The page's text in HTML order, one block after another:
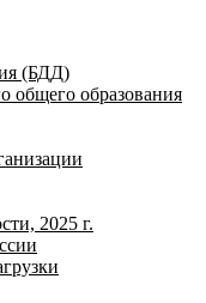
(БДД)
общего образования
2025 г.